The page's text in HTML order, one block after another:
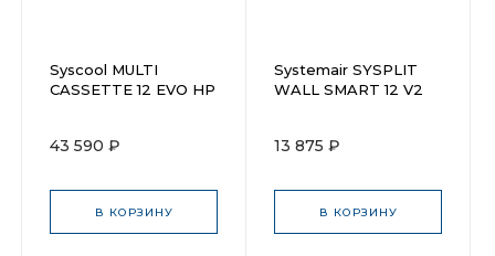
Syscool MULTI
CASSETTE 12 EVO HP
43 590 ₽
В КОРЗИНУ
Systemair SYSPLIT
WALL SMART 12 V2
13 875 ₽
В КОРЗИНУ